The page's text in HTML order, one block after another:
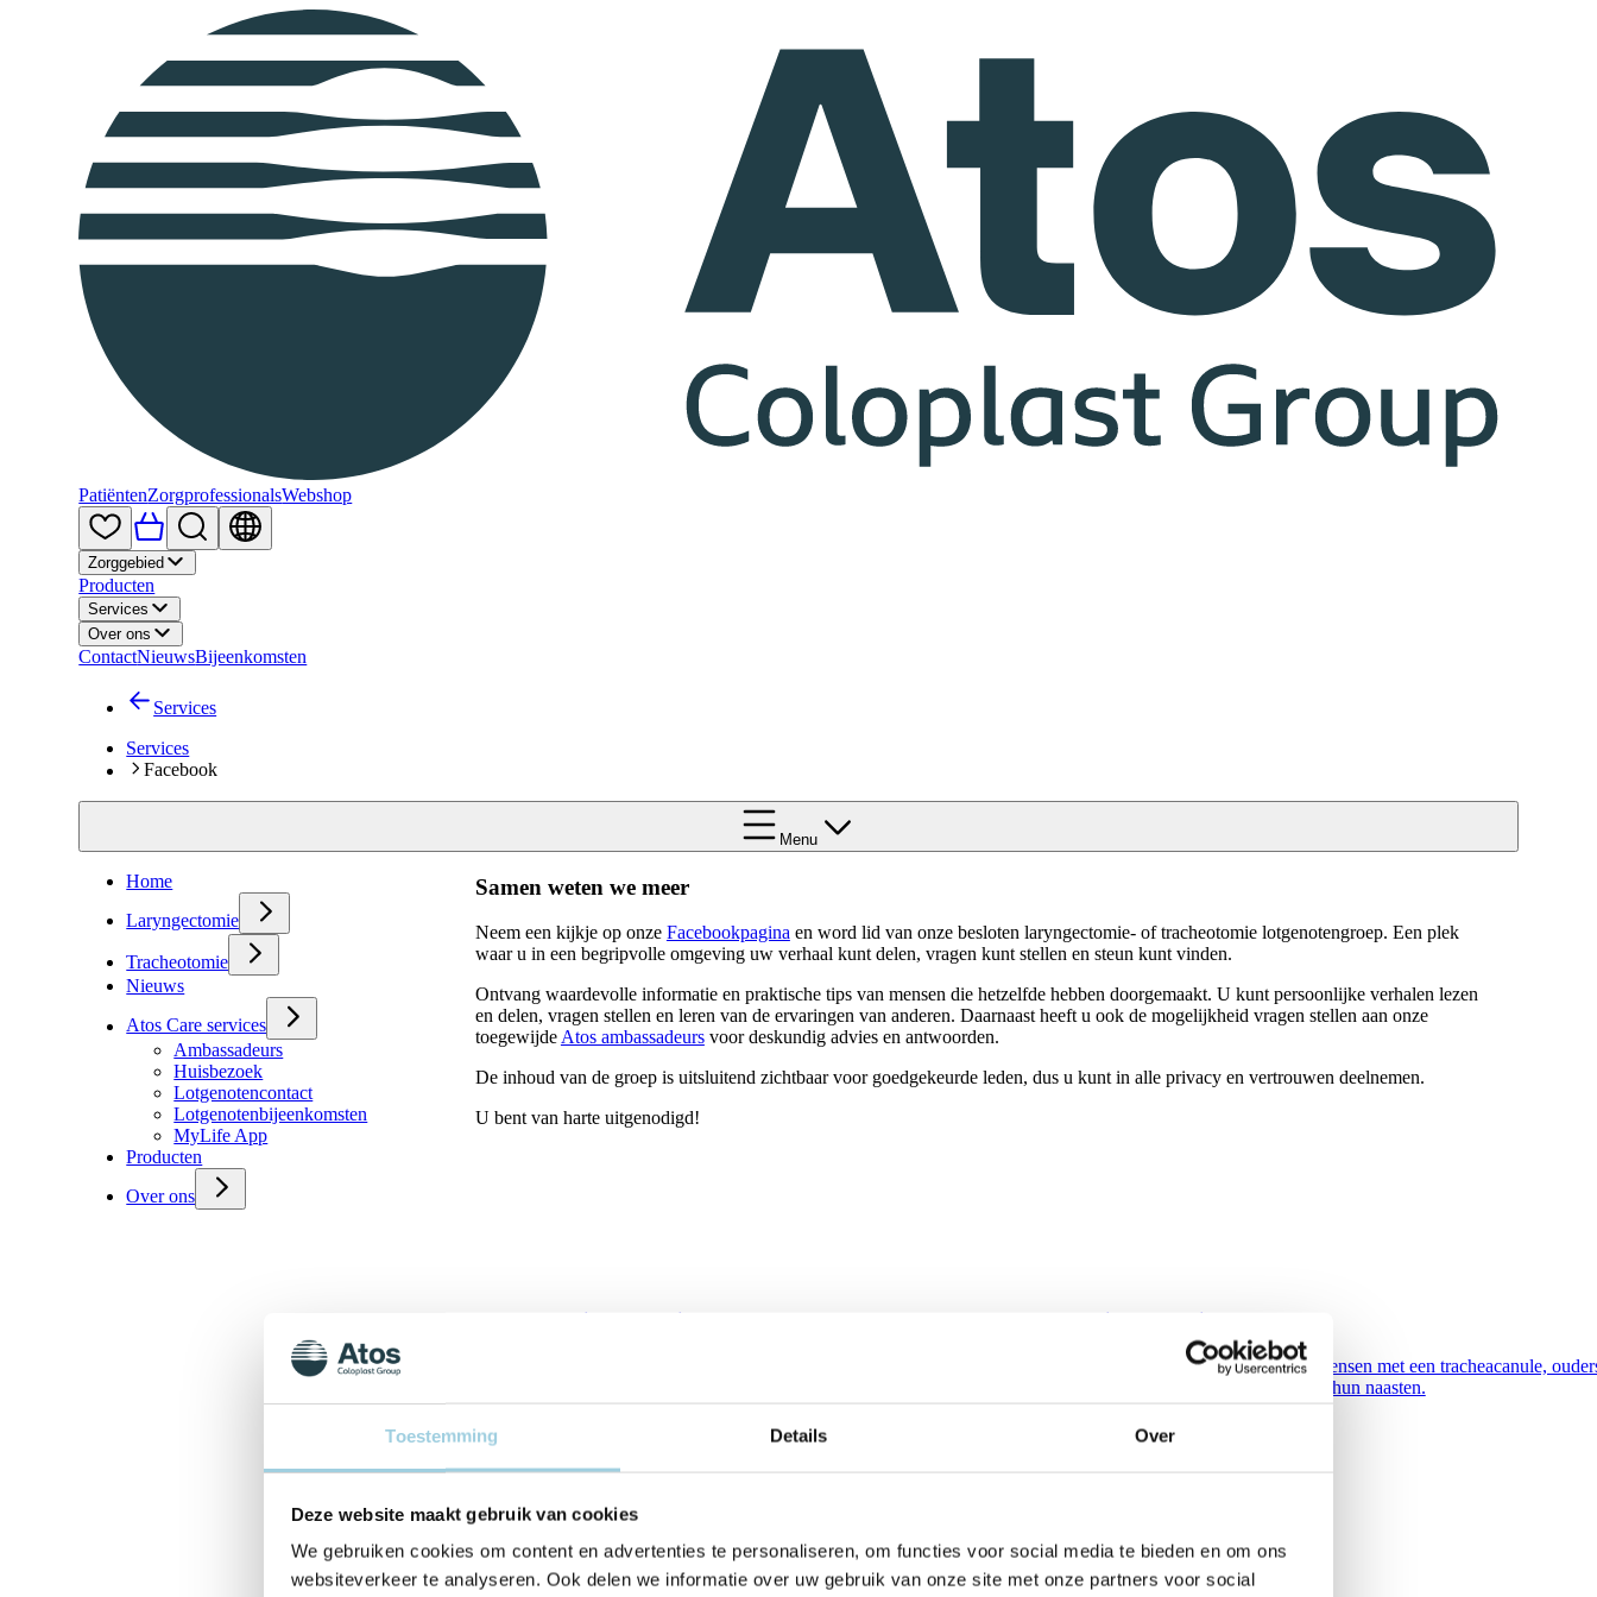
Toestemming Details Over
Deze website maakt gebruik van cookies
We gebruiken cookies om content en advertenties te personaliseren, om functies voor social media te bieden en om ons
websiteverkeer te analyseren. Ook delen we informatie over uw gebruik van onze site met onze partners voor social
PatiëntenZorgprofessionalsWebshop
Zorggebied
Producten
Services
Over ons
ContactNieuwsBijeenkomsten
Services
Services
Facebook
Menu
Home
Laryngectomie
Tracheotomie
Nieuws
Atos Care services
Ambassadeurs
Huisbezoek
Lotgenotencontact
Lotgenotenbijeenkomsten
MyLife App
Producten
Over ons
Samen weten we meer
Neem een kijkje op onze Facebookpagina en word lid van onze besloten laryngectomie- of tracheotomie lotgenotengroep. Een plek
waar u in een begripvolle omgeving uw verhaal kunt delen, vragen kunt stellen en steun kunt vinden.
Ontvang waardevolle informatie en praktische tips van mensen die hetzelfde hebben doorgemaakt. U kunt persoonlijke verhalen lezen
en delen, vragen stellen en leren van de ervaringen van anderen. Daarnaast heeft u ook de mogelijkheid vragen stellen aan onze
toegewijde Atos ambassadeursvoor deskundig advies en antwoorden.
De inhoud van de groep is uitsluitend zichtbaar voor goedgekeurde leden, dus u kunt in alle privacy en vertrouwen deelnemen.
U bent van harte uitgenodigd!
Laryngectomie Community
Join
Tracheotomie Community
Een besloten Facebook community voor mensen met een tracheacanule,
verzorgers van kinderen met een canule en hun naasten.